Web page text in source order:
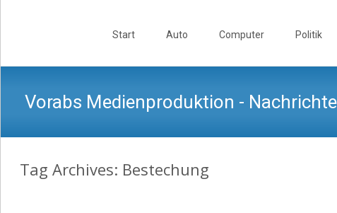
Start Auto Computer Politik
Vorabs Medienproduktion -
Tag Archives: Bestechung